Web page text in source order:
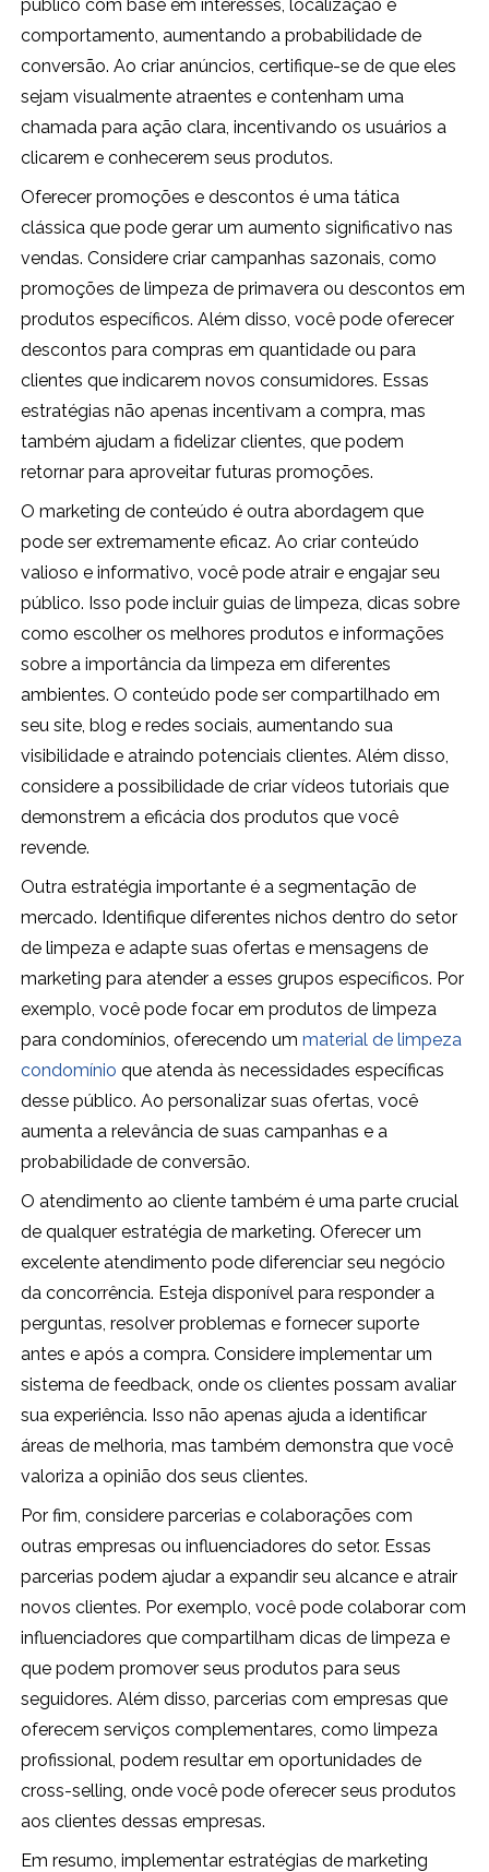
público com base em interesses, localização e
comportamento, aumentando a probabilidade de
conversão. Ao criar anúncios, certifique-se de que eles
sejam visualmente atraentes e contenham uma
chamada para ação clara, incentivando os usuários a
clicarem e conhecerem seus produtos.
Oferecer promoções e descontos é uma tática
clássica que pode gerar um aumento significativo nas
vendas. Considere criar campanhas sazonais, como
promoções de limpeza de primavera ou descontos em
produtos específicos. Além disso, você pode oferecer
descontos para compras em quantidade ou para
clientes que indicarem novos consumidores. Essas
estratégias não apenas incentivam a compra, mas
também ajudam a fidelizar clientes, que podem
retornar para aproveitar futuras promoções.
O marketing de conteúdo é outra abordagem que
pode ser extremamente eficaz. Ao criar conteúdo
valioso e informativo, você pode atrair e engajar seu
público. Isso pode incluir guias de limpeza, dicas sobre
como escolher os melhores produtos e informações
sobre a importância da limpeza em diferentes
ambientes. O conteúdo pode ser compartilhado em
seu site, blog e redes sociais, aumentando sua
visibilidade e atraindo potenciais clientes. Além disso,
considere a possibilidade de criar vídeos tutoriais que
demonstrem a eficácia dos produtos que você
revende.
Outra estratégia importante é a segmentação de
mercado. Identifique diferentes nichos dentro do setor
de limpeza e adapte suas ofertas e mensagens de
marketing para atender a esses grupos específicos. Por
exemplo, você pode focar em produtos de limpeza
para condomínios, oferecendo ummaterial de limpeza
condomínio que atenda às necessidades específicas
desse público. Ao personalizar suas ofertas, você
aumenta a relevância de suas campanhas e a
probabilidade de conversão.
O atendimento ao cliente também é uma parte crucial
de qualquer estratégia de marketing. Oferecer um
excelente atendimento pode diferenciar seu negócio
da concorrência. Esteja disponível para responder a
perguntas, resolver problemas e fornecer suporte
antes e após a compra. Considere implementar um
sistema de feedback, onde os clientes possam avaliar
sua experiência. Isso não apenas ajuda a identificar
áreas de melhoria, mas também demonstra que você
valoriza a opinião dos seus clientes.
Por fim, considere parcerias e colaborações com
outras empresas ou influenciadores do setor. Essas
parcerias podem ajudar a expandir seu alcance e atrair
novos clientes. Por exemplo, você pode colaborar com
influenciadores que compartilham dicas de limpeza e
que podem promover seus produtos para seus
seguidores. Além disso, parcerias com empresas que
oferecem serviços complementares, como limpeza
profissional, podem resultar em oportunidades de
cross-selling, onde você pode oferecer seus produtos
aos clientes dessas empresas.
Em resumo, implementar estratégias de marketing